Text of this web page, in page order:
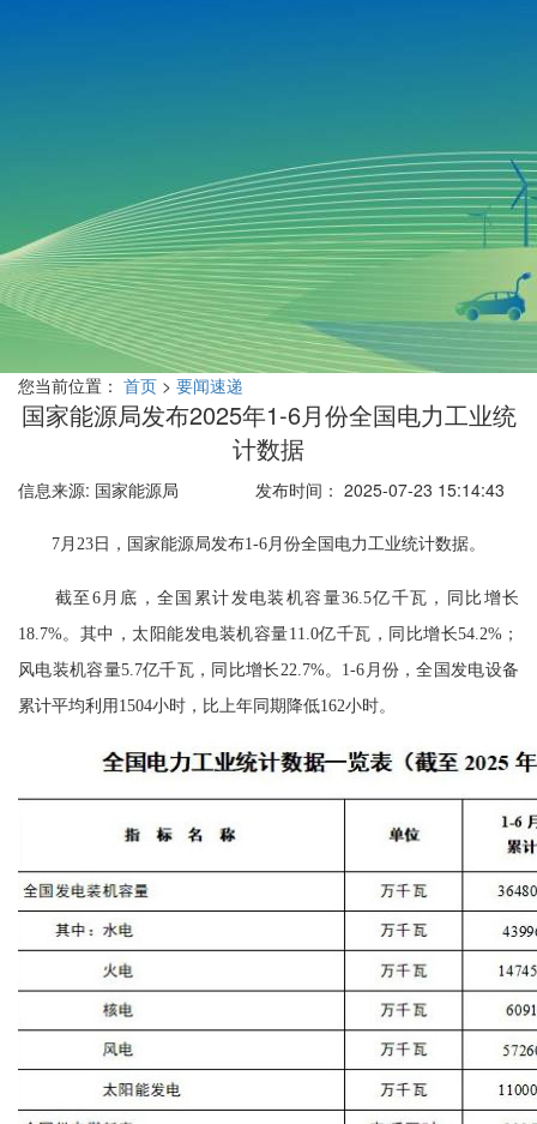
您当前位置： 首页 > 要闻速递
国家能源局发布2025年1-6月份全国电力工业统
计数据
信息来源: 国家能源局 发布时间： 2025-07-23 15:14:43
7月23日，国家能源局发布1-6月份全国电力工业统计数据。
截至6月底，全国累计发电装机容量36.5亿千瓦，同比增长
18.7%。其中，太阳能发电装机容量11.0亿千瓦，同比增长54.2%；
风电装机容量5.7亿千瓦，同比增长22.7%。1-6月份，全国发电设备
累计平均利用1504小时，比上年同期降低162小时。